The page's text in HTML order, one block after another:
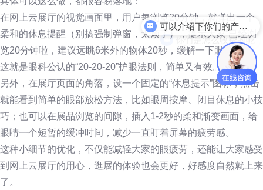
在网上云展厅的视觉画面里，用户每浏览20分钟，就弹出一个
柔和的休息提醒（别搞强制弹窗，太烦了），提示大家“已经浏
览20分钟啦，建议远眺6米外的物体20秒，缓解一下眼疲劳”，
这就是眼科公认的“20-20-20”护眼法则，简单又有效。
另外，在展厅页面的角落，设一个固定的“休息提示”图标，点击
就能看到简单的眼部放松方法，比如眼周按摩、闭目休息的小技
巧；也可以在展品浏览的间隙，插入1-2秒的柔和渐变画面，给
眼睛一个短暂的缓冲时间，减少一直盯着屏幕的疲劳感。
这种小细节的优化，不仅能减轻大家的眼疲劳，还能让大家感受
到网上云展厅的用心，逛展的体验也会更好，好感度自然就上来
了。
你们是怎么收费的呢